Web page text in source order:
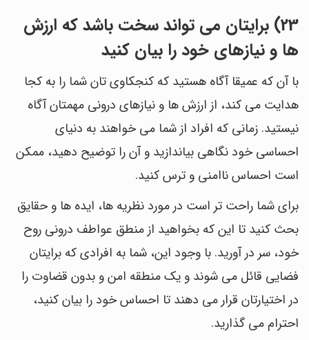
23) برایتان می تواند سخت باشد که ارزش
ها و نیازهای خود را بیان کنید
با آن که عمیقا آگاه هستید که کنجکاوی تان شما را به کجا
هدایت می کند، از ارزش ها و نیازهای درونی مهمتان آگاه
نیستید. زمانی که افراد از شما می خواهند به دنیای
احساسی خود نگاهی بیاندازید و آن را توضیح دهید، ممکن
است احساس ناامنی و ترس کنید.
برای شما راحت تر است در مورد نظریه ها، ایده ها و حقایق
بحث کنید تا این که بخواهید از منطق عواطف درونی روح
خود، سر در آورید. با وجود این، شما به افرادی که برایتان
فضایی قائل می شوند و یک منطقه امن و بدون قضاوت را
در اختیارتان قرار می دهند تا احساس خود را بیان کنید،
احترام می گذارید.